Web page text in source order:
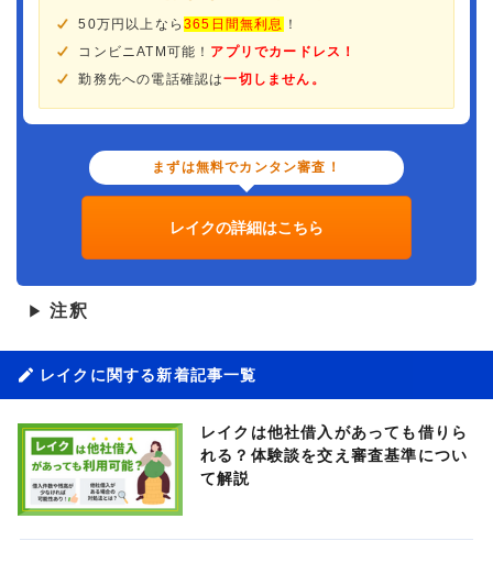
50万円以上なら365日間無利息
！
コンビニATM可能！ アプリでカードレス！
勤務先への電話確認は一切しません。
まずは無料でカンタン審査！
レイクの詳細はこちら
▶ 注釈
レイクに関する新着記事一覧
レイクは他社借入があっても借りら
れる？体験談を交え審査基準につい
て解説